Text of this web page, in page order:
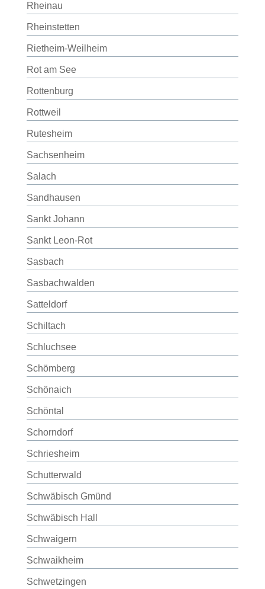
Rheinau
Rheinstetten
Rietheim-Weilheim
Rot am See
Rottenburg
Rottweil
Rutesheim
Sachsenheim
Salach
Sandhausen
Sankt Johann
Sankt Leon-Rot
Sasbach
Sasbachwalden
Satteldorf
Schiltach
Schluchsee
Schömberg
Schönaich
Schöntal
Schorndorf
Schriesheim
Schutterwald
Schwäbisch Gmünd
Schwäbisch Hall
Schwaigern
Schwaikheim
Schwetzingen